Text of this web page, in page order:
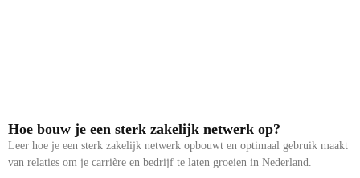
Hoe bouw je een sterk zakelijk netwerk op?
Leer hoe je een sterk zakelijk netwerk opbouwt en optimaal gebruik maakt
van relaties om je carrière en bedrijf te laten groeien in Nederland.